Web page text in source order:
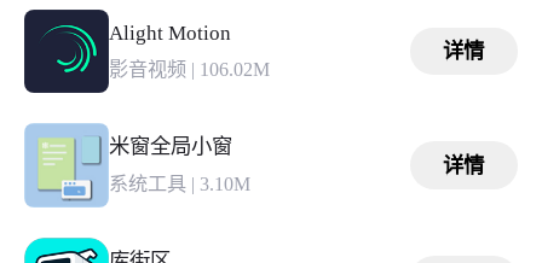
Alight Motion
影音视频 | 106.02M
详情
米窗全局小窗
系统工具| 3.10M
详情